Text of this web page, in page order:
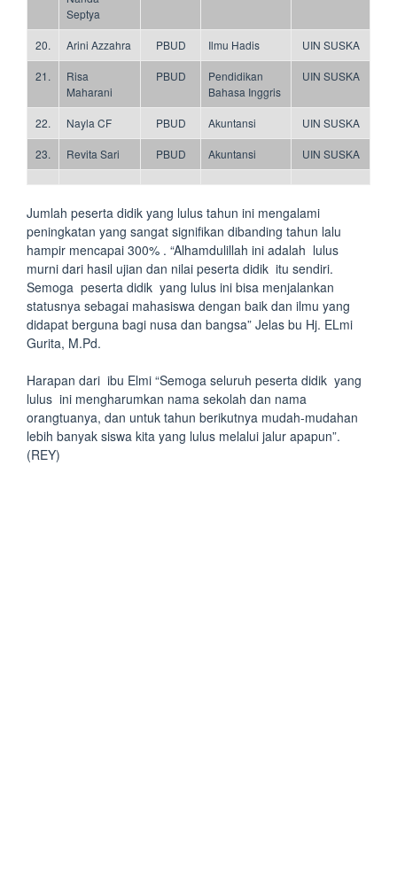
Septya
20. Arini Azzahra PBUD Ilmu Hadis UIN SUSKA
21.
Risa
Maharani
PBUD
Pendidikan
Bahasa Inggris
UIN SUSKA
22. Nayla CF PBUD Akuntansi UIN SUSKA
23. Revita Sari PBUD Akuntansi UIN SUSKA
Jumlah peserta didik yang lulus tahun ini mengalami
peningkatan yang sangat signifikan dibanding tahun lalu
hampir mencapai 300% . “Alhamdulillah ini adalah lulus
murni dari hasil ujian dan nilai peserta didik itu sendiri.
Semoga peserta didik yang lulus ini bisa menjalankan
statusnya sebagai mahasiswa dengan baik dan ilmu yang
didapat berguna bagi nusa dan bangsa” Jelas bu Hj. ELmi
Gurita, M.Pd.
Harapan dari ibu Elmi “Semoga seluruh peserta didik yang
lulus ini mengharumkan nama sekolah dan nama
orangtuanya, dan untuk tahun berikutnya mudah-mudahan
lebih banyak siswa kita yang lulus melalui jalur apapun”.
(REY)